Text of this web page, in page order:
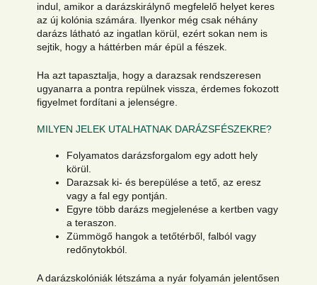
indul, amikor a darázskirálynő megfelelő helyet keres
az új kolónia számára. Ilyenkor még csak néhány
darázs látható az ingatlan körül, ezért sokan nem is
sejtik, hogy a háttérben már épül a fészek.
Ha azt tapasztalja, hogy a darazsak rendszeresen
ugyanarra a pontra repülnek vissza, érdemes fokozott
figyelmet fordítani a jelenségre.
MILYEN JELEK UTALHATNAK DARÁZSFÉSZEKRE?
Folyamatos darázsforgalom egy adott hely
körül.
Darazsak ki- és berepülése a tető, az eresz
vagy a fal egy pontján.
Egyre több darázs megjelenése a kertben vagy
a teraszon.
Zümmögő hangok a tetőtérből, falból vagy
redőnytokból.
A darázskolóniák létszáma a nyár folyamán jelentősen